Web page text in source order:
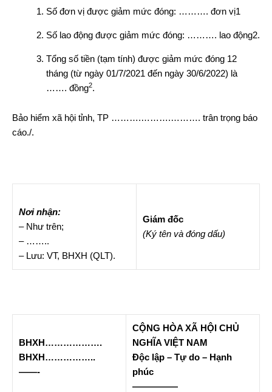
Số đơn vị được giảm mức đóng: ………. đơn vị1
Số lao động được giảm mức đóng: ………. lao động2.
Tổng số tiền (tạm tính) được giảm mức đóng 12
tháng (từ ngày 01/7/2021 đến ngày 30/6/2022) là
……. đồng2.
Bảo hiểm xã hội tỉnh, TP ……….……….………. trân trọng báo
cáo./.
Nơi nhận:
– Như trên;
– ……..
– Lưu: VT, BHXH (QLT).
Giám đốc
(Ký tên và đóng dấu)
BHXH……………….
BHXH……………..
——-
CỘNG HÒA XÃ HỘI CHỦ
NGHĨA VIỆT NAM
Độc lập – Tự do – Hạnh
phúc
—————